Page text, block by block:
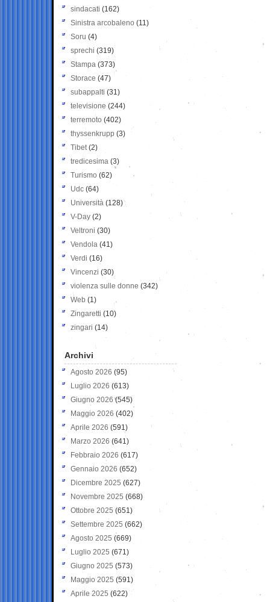
sindacati (162)
Sinistra arcobaleno (11)
Soru (4)
sprechi (319)
Stampa (373)
Storace (47)
subappalti (31)
televisione(244)
terremoto (402)
thyssenkrupp (3)
Tibet(2)
tredicesima (3)
Turismo (62)
Udc (64)
Università (128)
V-Day (2)
Veltroni (30)
Vendola (41)
Verdi (16)
Vincenzi (30)
violenza sulle donne (342)
Web (1)
Zingaretti (10)
zingari (14)
Archivi
Agosto 2026 (95)
Luglio 2026 (613)
Giugno 2026 (545)
Maggio 2026 (402)
Aprile 2026 (591)
Marzo 2026 (641)
Febbraio 2026 (617)
Gennaio 2026 (652)
Dicembre 2025 (627)
Novembre 2025 (668)
Ottobre 2025 (651)
Settembre 2025 (662)
Agosto 2025 (669)
Luglio 2025 (671)
Giugno 2025 (573)
Maggio 2025 (591)
Aprile 2025 (622)